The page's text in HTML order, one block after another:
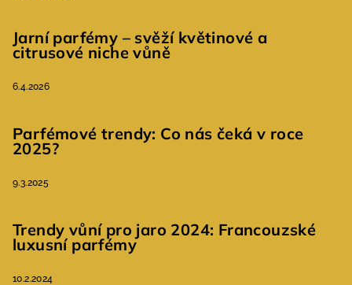
Jarní parfémy – svěží květinové a
citrusové niche vůně
6.4.2026
Parfémové trendy: Co nás čeká v roce
2025?
9.3.2025
Trendy vůní pro jaro 2024: Francouzské
luxusní parfémy
10.2.2024